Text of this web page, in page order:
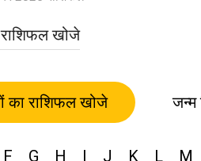
राशिफल खोजे
का राशिफल खोजे जन्म
F G H I J K L M